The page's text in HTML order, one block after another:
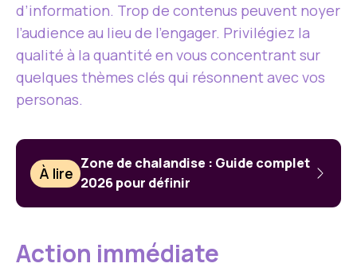
d’information. Trop de contenus peuvent noyer
l’audience au lieu de l’engager. Privilégiez la
qualité à la quantité en vous concentrant sur
quelques thèmes clés qui résonnent avec vos
personas.
À lire
Zone de chalandise : Guide complet
2026 pour définir
Action immédiate